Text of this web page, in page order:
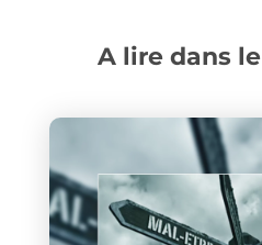
A lire dans